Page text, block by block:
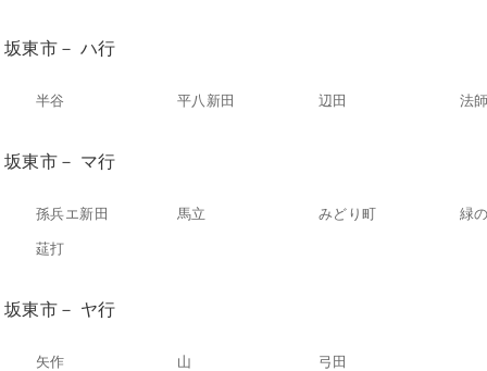
坂東市－ ハ行
半谷 平八新田 辺田 法
坂東市－ マ行
孫兵エ新田 馬立 みどり町 緑
莚打
坂東市－ ヤ行
矢作 山 弓田